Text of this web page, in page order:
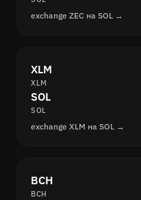
exchange ZEC на SOL →
XLM
XLM
SOL
SOL
exchange XLM на SOL →
BCH
BCH